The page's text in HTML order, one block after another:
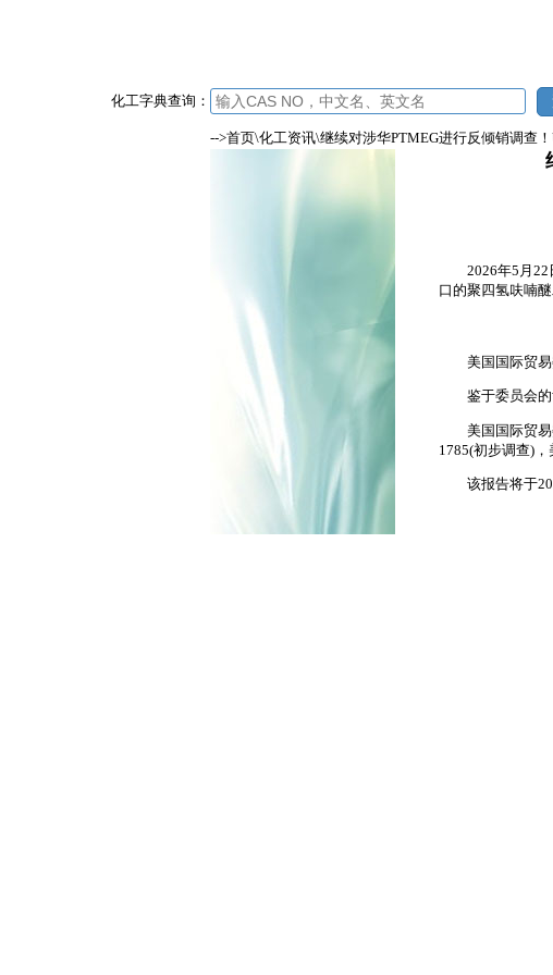
化工字典查询：
-->首页\化工资讯\继续对涉华PTMEG进行反倾销调查
2026年5月
口的聚四氢呋喃
美国国际贸易
鉴于委员会
美国国际贸
1785(初步调查)
该报告将于